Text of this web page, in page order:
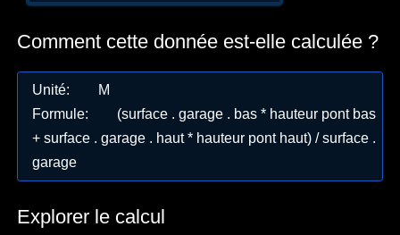
Comment cette donnée est-elle calculée ?
Unité:
M
Formule:
(surface . garage . bas * hauteur pont bas
+ surface . garage . haut * hauteur pont haut) / surface .
garage
Explorer le calcul